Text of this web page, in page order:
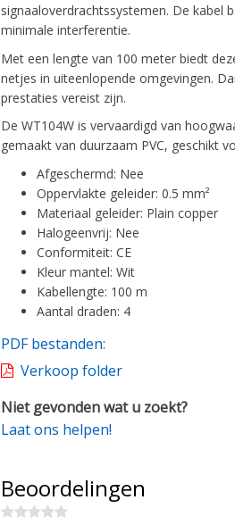
signaaloverdrachtssystemen. De
minimale interferentie.
Met een lengte van 100 meter biedt
netjes in uiteenlopende omgevingen.
prestaties vereist zijn.
De WT104W is vervaardigd van
gemaakt van duurzaam PVC, geschikt
Afgeschermd: Nee
Oppervlakte geleider: 0.5 mm²
Materiaal geleider: Plain copper
Halogeenvrij: Nee
Conformiteit: CE
Kleur mantel: Wit
Kabellengte: 100 m
Aantal draden: 4
PDF bestanden:
Verkoop folder
Niet gevonden wat u zoekt?
Laat ons helpen!
Beoordelingen